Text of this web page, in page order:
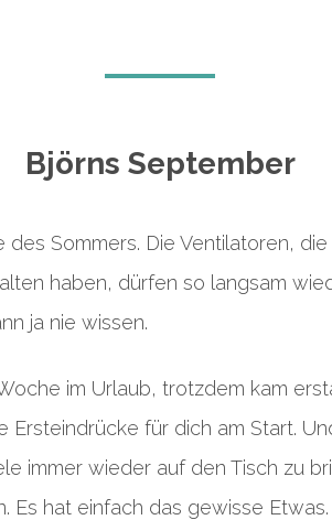
Björns September
Sommers. Die Ventilatoren,
haben, dürfen so langsam
ja nie wissen.
im Urlaub, trotzdem kam
Ersteindrücke für dich am Start.
immer wieder auf den Tisch zu
Es hat einfach das gewisse Etwas.